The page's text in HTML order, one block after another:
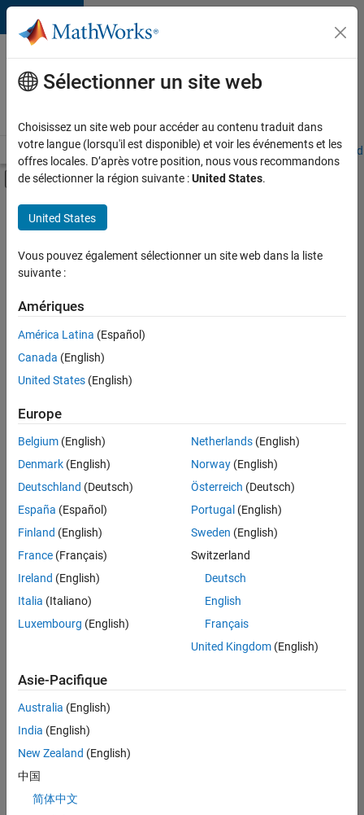
Passer au contenu
Votre
carrière
chez
Accueil Explorer nos opportunités Adresses de nos bureaux
Activer/désactiver l'affichage du menu
Contenu principal
FILTRER PAR
Stages
Ventes commerciales
Équipe Business Model
Actuellement,
aucune
offre
d'emploi
correspondant
à vos
critères
de
recherche.
Vous
pouvez
élargir
votre
recherche
ou
afficher
l’ensemble
d'emploi.
malgré
tout
vous
trouvez
pas
Sélectionner un site web
Choisissez un site web pour accéder au contenu traduit dans
votre langue (lorsqu'il est disponible) et voir les événements et les
offres locales. D’après votre position, nous vous recommandons
de sélectionner la région suivante :United States.
United States
Vous pouvez également sélectionner un site web dans la liste
suivante :
Amériques
América Latina (Español)
Canada (English)
United States (English)
Europe
Belgium (English)
Denmark (English)
Deutschland (Deutsch)
España (Español)
Finland (English)
France (Français)
Ireland (English)
Italia (Italiano)
Luxembourg (English)
Netherlands(English)
Norway(English)
Österreich (Deutsch)
Portugal (English)
Sweden (English)
Switzerland
Deutsch
English
Français
United Kingdom(English)
Asie-Pacifique
Australia (English)
India (English)
New Zealand (English)
中国
简体中文